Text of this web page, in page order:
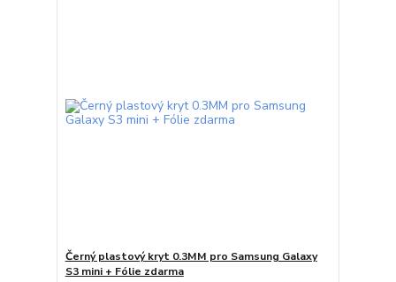
Černý plastový kryt 0.3MM pro Samsung Galaxy
S3 mini + Fólie zdarma